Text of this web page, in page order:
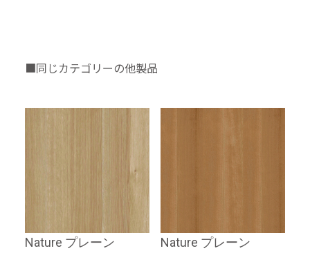
■同じカテゴリーの他製品
Nature プレーン
Nature プレーン